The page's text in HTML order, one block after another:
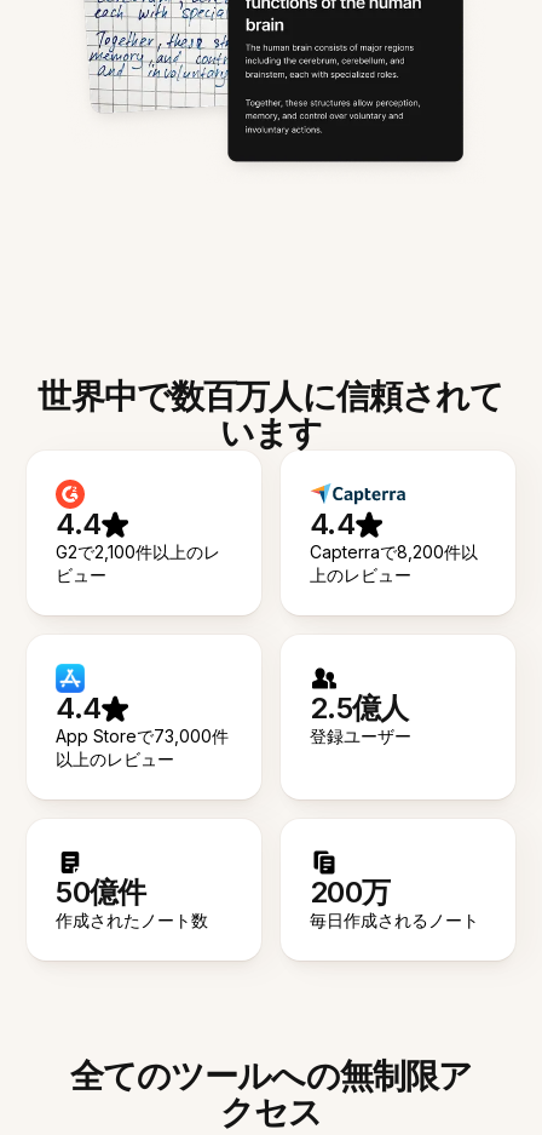
世界中で数百万人に信頼されて
います
4.4
G2で2,100件以上のレ
ビュー
4.4
Capterraで8,200件以
上のレビュー
4.4
App Storeで73,000件
以上のレビュー
2.5億人
登録ユーザー
50億件
作成されたノート数
200万
毎日作成されるノート
全てのツールへの無制限ア
クセス